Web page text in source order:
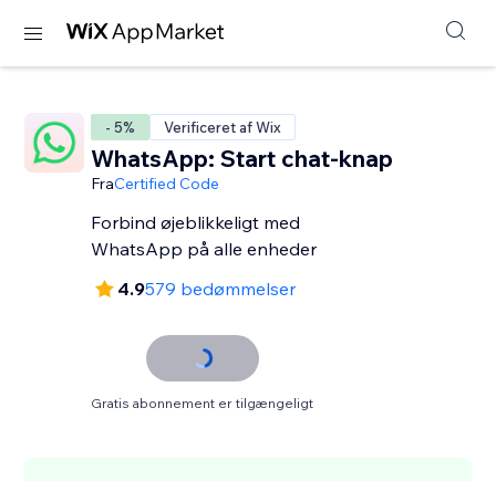
- 5% Verificeret af Wix
WhatsApp: Start chat-knap
FraCertified Code
Forbind øjeblikkeligt med
WhatsApp på alle enheder
4.9579 bedømmelser
Gratis abonnement er tilgængeligt